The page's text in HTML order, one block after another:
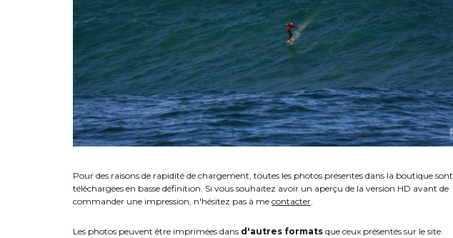
Pour des raisons de rapidité de chargement, toutes les photos présentes dans la boutique sont
téléchargées en basse définition. Si vous souhaitez avoir un aperçu de la version HD avant de
commander une impression, n'hésitez pas à me contacter.
Les photos peuvent être imprimées dans d'autres formats que ceux présentés sur le site.